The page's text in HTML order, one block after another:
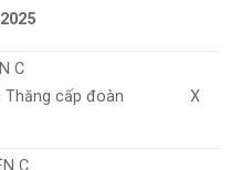
C
cấp đoàn
X